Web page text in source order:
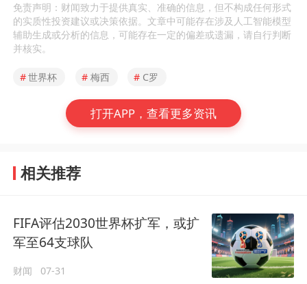
免责声明：财闻致力于提供真实、准确的信息，但不构成任何形式
的实质性投资建议或决策依据。文章中可能存在涉及人工智能模型
辅助生成或分析的信息，可能存在一定的偏差或遗漏，请自行判断
并核实。
#世界杯 # 梅西 # C罗
打开APP，查看更多资讯
相关推荐
FIFA评估2030世界杯扩军，或扩
军至64支球队
财闻 07-31